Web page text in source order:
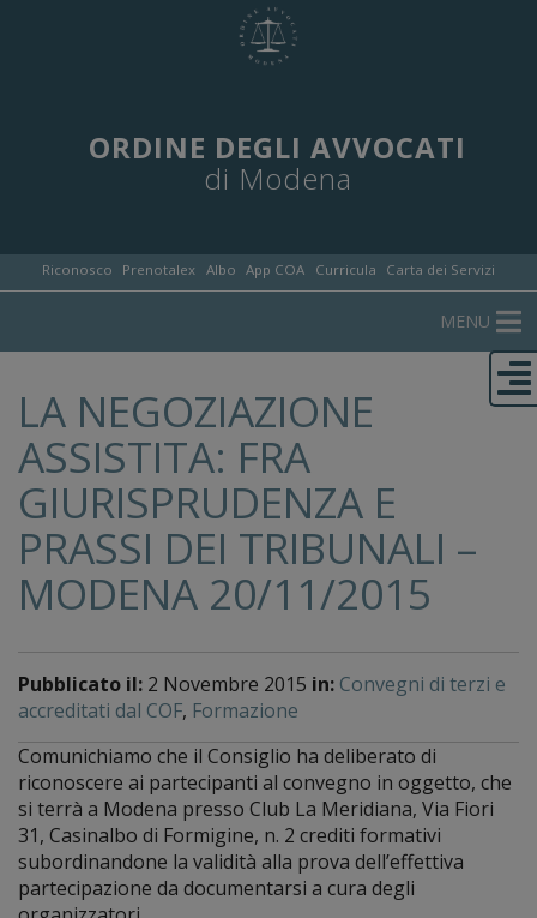
ORDINE DEGLI AVVOCATI
di Modena
Riconosco Prenotalex Albo App COA Curricula Carta dei Servizi
MENU
LA NEGOZIAZIONE
ASSISTITA: FRA
GIURISPRUDENZA E
PRASSI DEI TRIBUNALI –
MODENA 20/11/2015
Pubblicato il: 2 Novembre 2015 in: Convegni di terzi e
accreditati dal COF, Formazione
Comunichiamo che il Consiglio ha deliberato di
riconoscere ai partecipanti al convegno in oggetto, che
si terrà a Modena presso Club La Meridiana, Via Fiori
31, Casinalbo di Formigine, n. 2 crediti formativi
subordinandone la validità alla prova dell’effettiva
partecipazione da documentarsi a cura degli